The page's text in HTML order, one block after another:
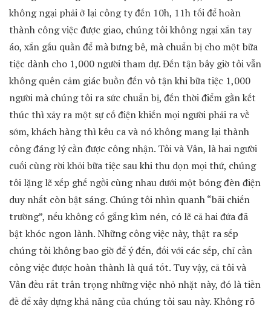
không ngại phải ở lại công ty đến 10h, 11h tối để hoàn
thành công việc được giao, chúng tôi không ngại xắn tay
áo, xắn gấu quần để mà bưng bê, mà chuẩn bị cho một bữa
tiệc dành cho 1,000 người tham dự. Đến tận bây giờ tôi vẫn
không quên cảm giác buồn đến vô tận khi bữa tiệc 1,000
người mà chúng tôi ra sức chuẩn bị, đến thời điểm gần kết
thúc thì xảy ra một sự cố điện khiến mọi người phải ra về
sớm, khách hàng thì kêu ca và nó không mang lại thành
công đáng lý cần được công nhận. Tôi và Vân, là hai người
cuối cùng rời khỏi bữa tiệc sau khi thu dọn mọi thứ, chúng
tôi lặng lẽ xếp ghế ngồi cùng nhau dưới một bóng đèn điện
duy nhất còn bật sáng. Chúng tôi nhìn quanh “bãi chiến
trường”, nếu không cố gắng kìm nén, có lẽ cả hai đứa đã
bật khóc ngon lành. Những công việc này, thật ra sếp
chúng tôi không bao giờ để ý đến, đối với các sếp, chỉ cần
công việc được hoàn thành là quá tốt. Tuy vậy, cả tôi và
Vân đều rất trân trọng những việc nhỏ nhặt này, đó là tiền
đề để xây dựng khả năng của chúng tôi sau này. Không rõ